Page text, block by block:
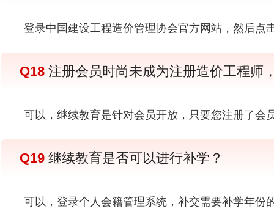
登录中国建设工程造价管理协会官方网站，然后点
Q18 注册会员时尚未成为注册造价工程师
可以，继续教育是针对会员开放，只要您注册了会
Q19 继续教育是否可以进行补学？
可以，登录个人会籍管理系统，补交需要补学年份